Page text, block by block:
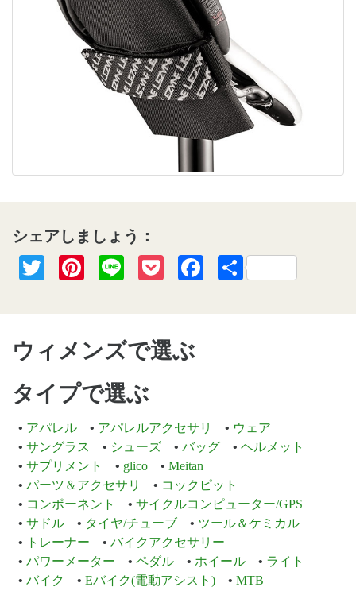
シェアしましょう：
TwitterPinterest
Line PocketFacebook
共
ウィメンズで選ぶ
タイプで選ぶ
アパレル アパレルアクセサリ
ウェア
サングラス
シューズ バッグ
ヘルメット
サプリメント
glico
Meitan
パーツ＆アクセサリ
コックピット
コンポーネント
サイクルコンピューター/GPS
サドル
タイヤ/チューブ
ツール＆ケミカル
トレーナー
バイクアクセサリー
パワーメーター
ペダル ホイール
ライト
バイク
Eバイク(電動アシスト)
MTB